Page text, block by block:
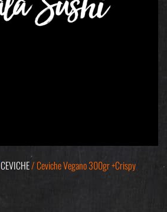
CEVICHE/ Ceviche Vegano 300gr +Crispy